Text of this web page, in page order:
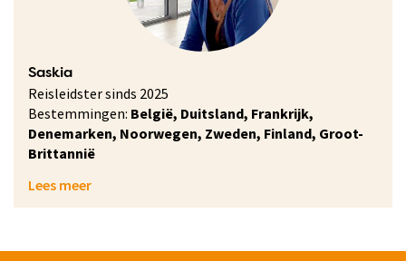
Saskia
Reisleidster sinds 2025
Bestemmingen: België, Duitsland, Frankrijk,
Denemarken, Noorwegen, Zweden, Finland, Groot-
Brittannië
Lees meer